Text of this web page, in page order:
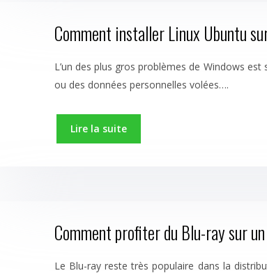
Comment installer Linux Ubuntu
L’un des plus gros problèmes de Windows
ou des données personnelles volées….
Lire la suite
Comment profiter du Blu-ray sur
Le Blu-ray reste très populaire dans la